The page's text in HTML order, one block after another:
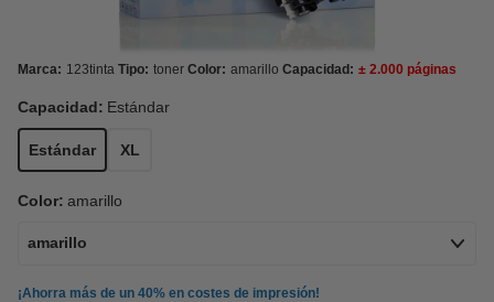
Marca: 123tinta Tipo: toner Color: amarillo Capacidad: ± 2.000 páginas
Capacidad: Estándar
Estándar XL
Color: amarillo
amarillo
¡Ahorra más de un 40% en costes de impresión!